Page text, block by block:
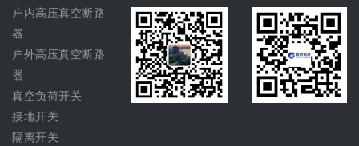
户内高压真空断路
器
户外高压真空断路
器
真空负荷开关
接地开关
隔离开关